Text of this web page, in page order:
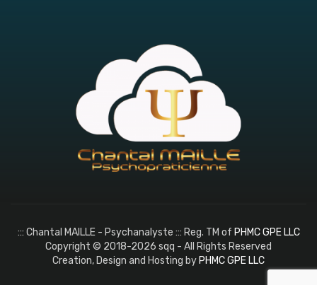
::: Chantal MAILLE - Psychanalyste ::: Reg. TM of PHMC GPE LLC
Copyright © 2018-2026 sqq - All Rights Reserved
Creation, Design and Hosting by PHMC GPE LLC